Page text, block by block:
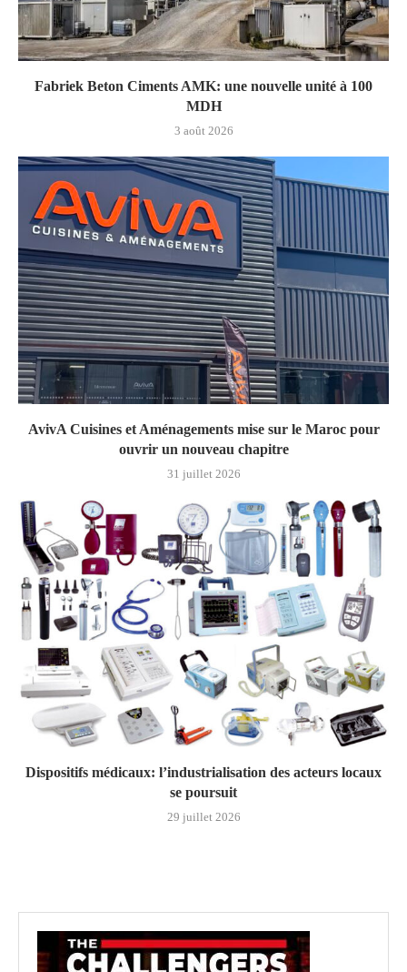
Fabriek Beton Ciments AMK: une nouvelle unité à 100
MDH
3 août 2026
AvivA Cuisines et Aménagements mise sur le Maroc pour
ouvrir un nouveau chapitre
31 juillet 2026
Dispositifs médicaux: l’industrialisation des acteurs locaux
se poursuit
29 juillet 2026